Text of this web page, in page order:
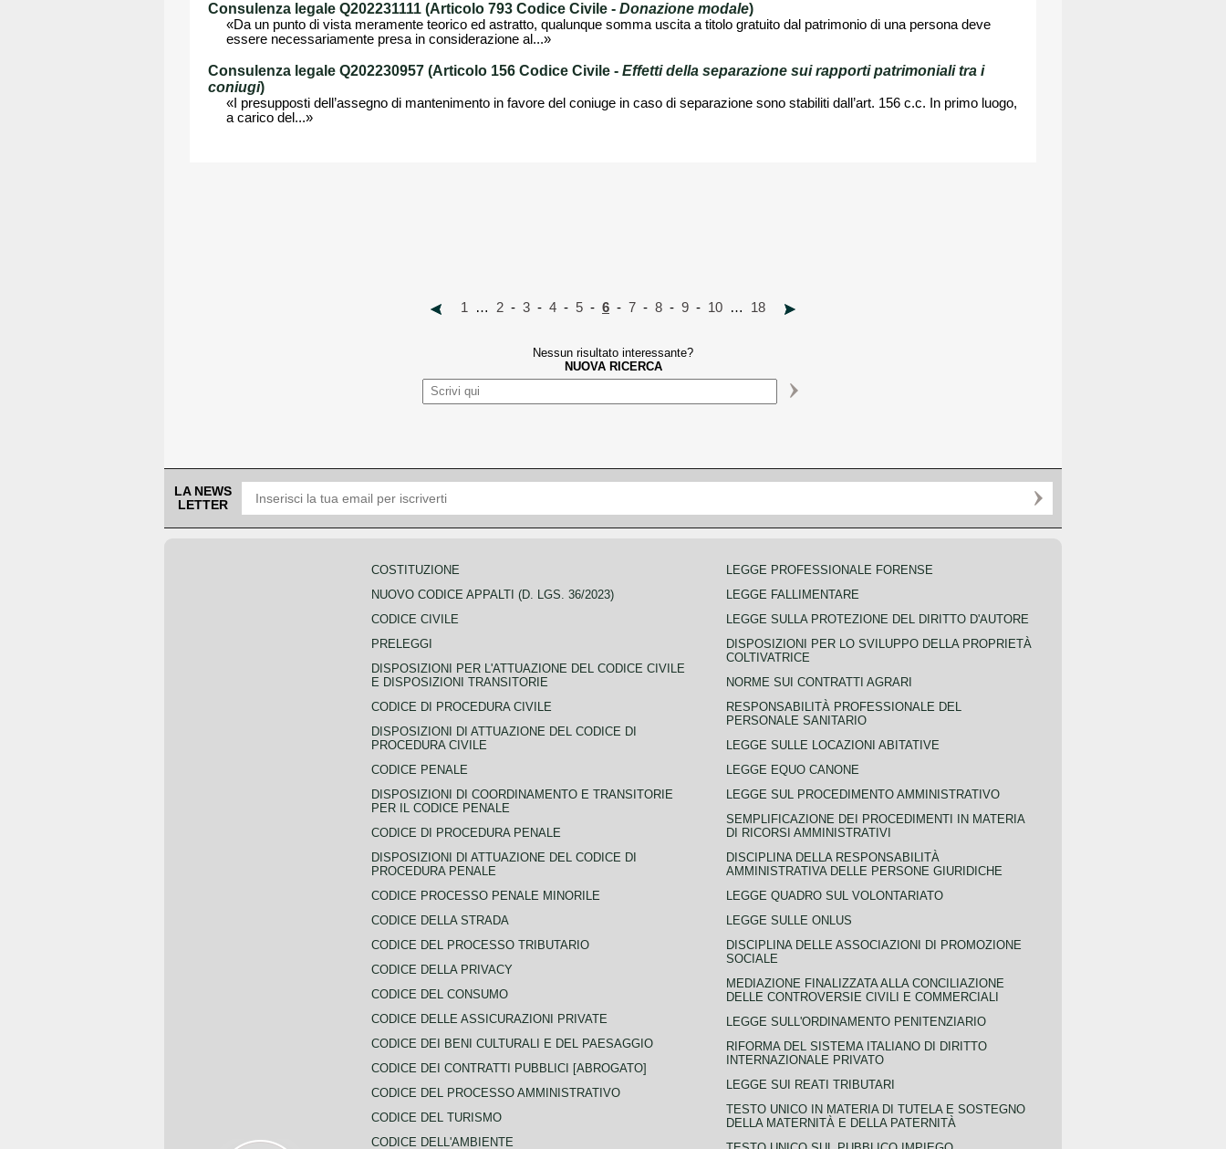
Consulenza legale Q202231111 (Articolo 793 Codice Civile - Donazione modale)
«Da un punto di vista meramente teorico ed astratto, qualunque somma uscita a titolo gratuito dal patrimonio di una persona deve
essere necessariamente presa in considerazione al...»
Consulenza legale Q202230957 (Articolo 156 Codice Civile - Effetti della separazione sui rapporti patrimoniali tra i
coniugi)
«I presupposti dell’assegno di mantenimento in favore del coniuge in caso di separazione sono stabiliti dall’art. 156 c.c. In primo luogo,
a carico del...»
1 … 2 - 3 - 4 - 5 - 6 - 7 - 8 - 9 - 10 … 18
Nessun risultato interessante?
NUOVA RICERCA
LA NEWS
LETTER
COSTITUZIONE
NUOVO CODICE APPALTI (D. LGS. 36/2023)
CODICE CIVILE
PRELEGGI
DISPOSIZIONI PER L'ATTUAZIONE DEL CODICE CIVILE
E DISPOSIZIONI TRANSITORIE
CODICE DI PROCEDURA CIVILE
DISPOSIZIONI DI ATTUAZIONE DEL CODICE DI
PROCEDURA CIVILE
CODICE PENALE
DISPOSIZIONI DI COORDINAMENTO E TRANSITORIE
PER IL CODICE PENALE
CODICE DI PROCEDURA PENALE
DISPOSIZIONI DI ATTUAZIONE DEL CODICE DI
PROCEDURA PENALE
CODICE PROCESSO PENALE MINORILE
CODICE DELLA STRADA
CODICE DEL PROCESSO TRIBUTARIO
CODICE DELLA PRIVACY
CODICE DEL CONSUMO
CODICE DELLE ASSICURAZIONI PRIVATE
CODICE DEI BENI CULTURALI E DEL PAESAGGIO
CODICE DEI CONTRATTI PUBBLICI [ABROGATO]
CODICE DEL PROCESSO AMMINISTRATIVO
CODICE DEL TURISMO
CODICE DELL'AMBIENTE
LEGGE PROFESSIONALE FORENSE
LEGGE FALLIMENTARE
LEGGE SULLA PROTEZIONE DEL DIRITTO D'AUTORE
DISPOSIZIONI PER LO SVILUPPO DELLA PROPRIETÀ
COLTIVATRICE
NORME SUI CONTRATTI AGRARI
RESPONSABILITÀ PROFESSIONALE DEL
PERSONALE SANITARIO
LEGGE SULLE LOCAZIONI ABITATIVE
LEGGE EQUO CANONE
LEGGE SUL PROCEDIMENTO AMMINISTRATIVO
SEMPLIFICAZIONE DEI PROCEDIMENTI IN MATERIA
DI RICORSI AMMINISTRATIVI
DISCIPLINA DELLA RESPONSABILITÀ
AMMINISTRATIVA DELLE PERSONE GIURIDICHE
LEGGE QUADRO SUL VOLONTARIATO
LEGGE SULLE ONLUS
DISCIPLINA DELLE ASSOCIAZIONI DI PROMOZIONE
SOCIALE
MEDIAZIONE FINALIZZATA ALLA CONCILIAZIONE
DELLE CONTROVERSIE CIVILI E COMMERCIALI
LEGGE SULL'ORDINAMENTO PENITENZIARIO
RIFORMA DEL SISTEMA ITALIANO DI DIRITTO
INTERNAZIONALE PRIVATO
LEGGE SUI REATI TRIBUTARI
TESTO UNICO IN MATERIA DI TUTELA E SOSTEGNO
DELLA MATERNITÀ E DELLA PATERNITÀ